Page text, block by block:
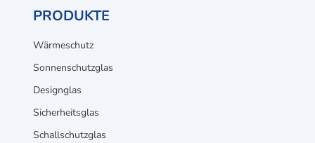
PRODUKTE
Wärmeschutz
Sonnenschutzglas
Designglas
Sicherheitsglas
Schallschutzglas